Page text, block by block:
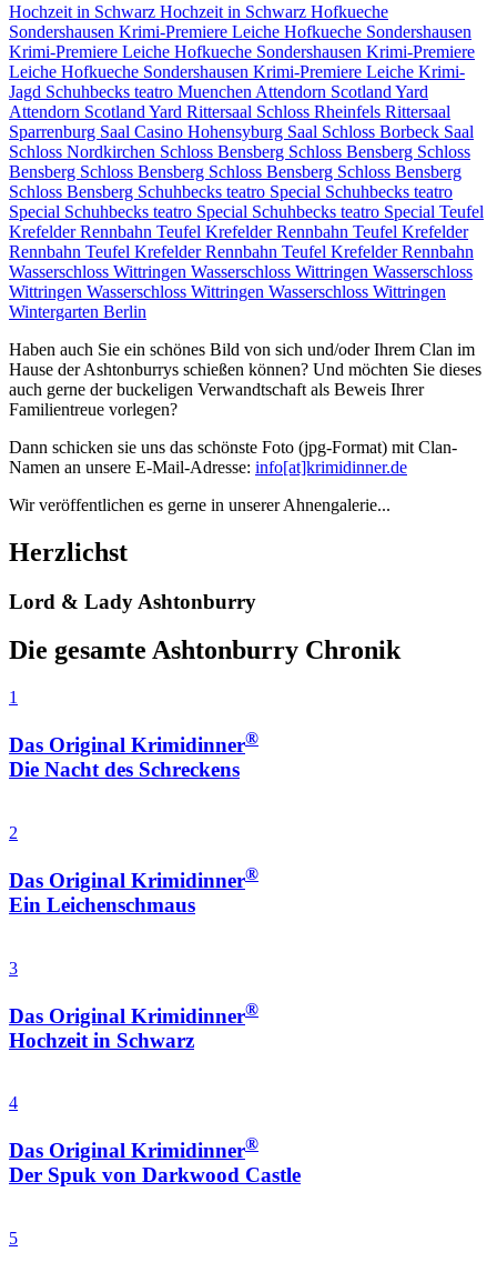
Hochzeit in Schwarz Hochzeit in Schwarz Hofkueche
Sondershausen Krimi-Premiere Leiche Hofkueche Sondershausen
Krimi-Premiere Leiche Hofkueche Sondershausen Krimi-Premiere
Leiche Hofkueche Sondershausen Krimi-Premiere Leiche Krimi-
Jagd Schuhbecks teatro Muenchen Attendorn Scotland Yard
Attendorn Scotland Yard Rittersaal Schloss Rheinfels Rittersaal
Sparrenburg Saal Casino Hohensyburg Saal Schloss Borbeck Saal
Schloss Nordkirchen Schloss Bensberg Schloss Bensberg Schloss
Bensberg Schloss Bensberg Schloss Bensberg Schloss Bensberg
Schloss Bensberg Schuhbecks teatro Special Schuhbecks teatro
Special Schuhbecks teatro Special Schuhbecks teatro Special Teufel
Krefelder Rennbahn Teufel Krefelder Rennbahn Teufel Krefelder
Rennbahn Teufel Krefelder Rennbahn Teufel Krefelder Rennbahn
Wasserschloss Wittringen Wasserschloss Wittringen Wasserschloss
Wittringen Wasserschloss Wittringen Wasserschloss Wittringen
Wintergarten Berlin
Haben auch Sie ein schönes Bild von sich und/oder Ihrem Clan im
Hause der Ashtonburrys schießen können? Und möchten Sie dieses
auch gerne der buckeligen Verwandtschaft als Beweis Ihrer
Familientreue vorlegen?
Dann schicken sie uns das schönste Foto (jpg-Format) mit Clan-
Namen an unsere E-Mail-Adresse: info[at]krimidinner.de
Wir veröffentlichen es gerne in unserer Ahnengalerie...
Herzlichst
Lord & Lady Ashtonburry
Die gesamte Ashtonburry Chronik
1
Das Original Krimidinner®
Die Nacht des Schreckens
2
Das Original Krimidinner®
Ein Leichenschmaus
3
Das Original Krimidinner®
Hochzeit in Schwarz
4
Das Original Krimidinner®
Der Spuk von Darkwood Castle
5